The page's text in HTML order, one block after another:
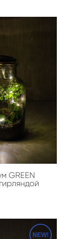
GREEN
NEW!